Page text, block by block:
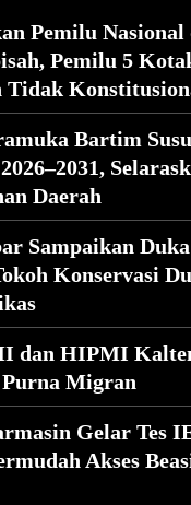
Pemilu Nasional
Pemilu 5
Tidak
Bartim
Daerah
Sampaikan
Konservasi
dan HIPMI
Migran
Gelar Tes
Akses